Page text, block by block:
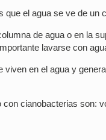
el agua se ve de un
de agua o en la
lavarse con
en el agua y
cianobacterias son: